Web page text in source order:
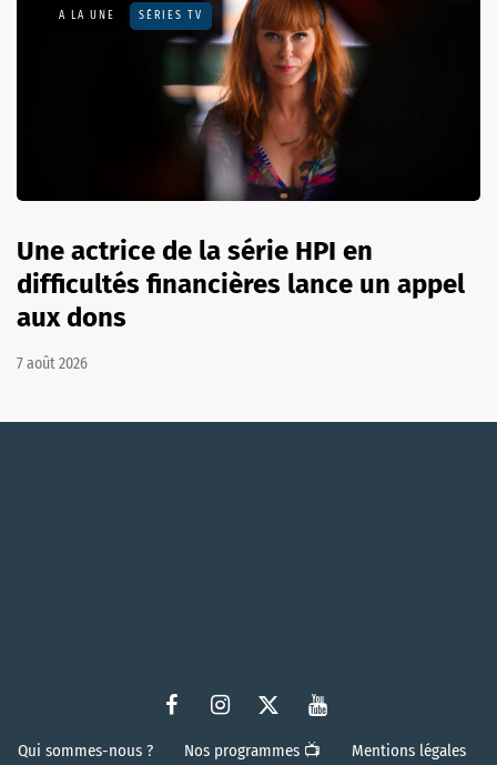
A LA UNE SÉRIES TV
Une actrice de la série HPI en
difficultés financières lance un appel
aux dons
7 août 2026
Qui sommes-nous ? Nos programmes 📺 Mentions légales